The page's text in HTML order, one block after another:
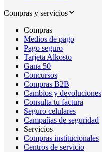
Compras y servicios
Compras
Medios de pago
Pago seguro
Tarjeta Alkosto
Gana 50
Concursos
Compras B2B
Cambios y devoluciones
Consulta tu factura
Seguro celulares
Campañas de seguridad
Servicios
Compras institucionales
Centros de servicio